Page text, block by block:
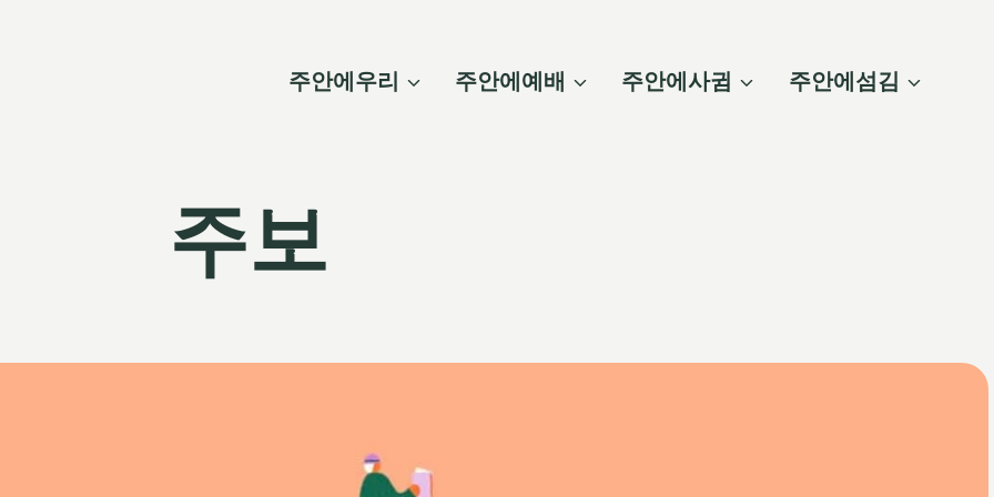
주안에우리 주안에예배 주안에사귐 주안에섬김
주보